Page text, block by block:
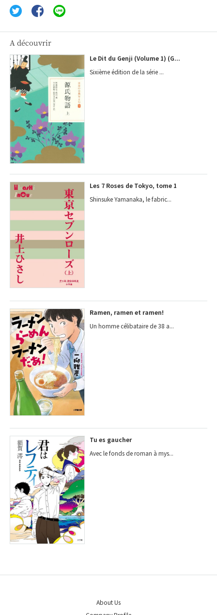
A découvrir
Le Dit du Genji (Volume 1) (G...
Sixième édition de la série ...
Les 7 Roses de Tokyo, tome 1
Shinsuke Yamanaka, le fabric...
Ramen, ramen et ramen!
Un homme célibataire de 38 a...
Tu es gaucher
Avec le fonds de roman à mys...
About Us